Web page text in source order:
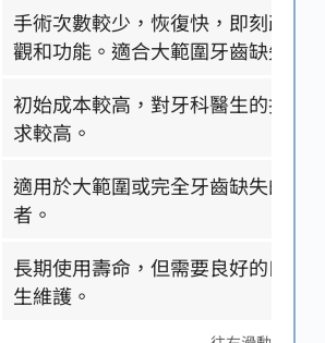
手術次數較少，恢復快，即刻改善
觀和功能。適合大範圍牙齒缺失。
初始成本較高，對牙科醫生的技術
求較高。
適用於大範圍或完全牙齒缺失的患
者。
長期使用壽命，但需要良好的口腔
生維護。